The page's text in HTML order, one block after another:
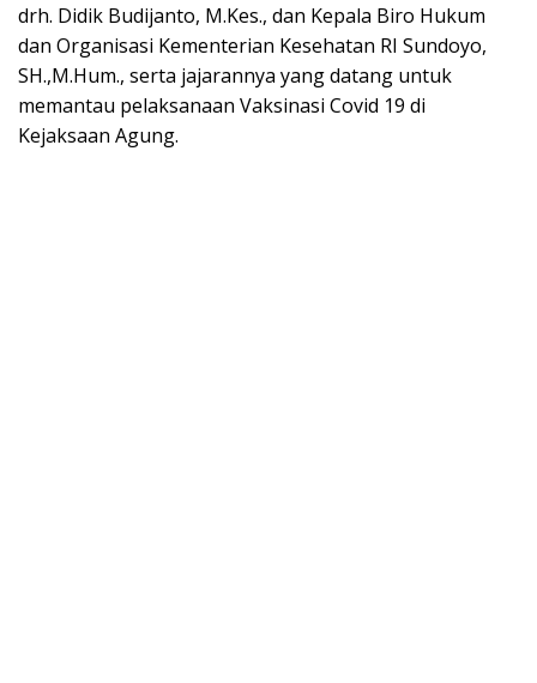
drh. Didik Budijanto, M.Kes., dan Kepala Biro Hukum
dan Organisasi Kementerian Kesehatan RI Sundoyo,
SH.,M.Hum., serta jajarannya yang datang untuk
memantau pelaksanaan Vaksinasi Covid 19 di
Kejaksaan Agung.